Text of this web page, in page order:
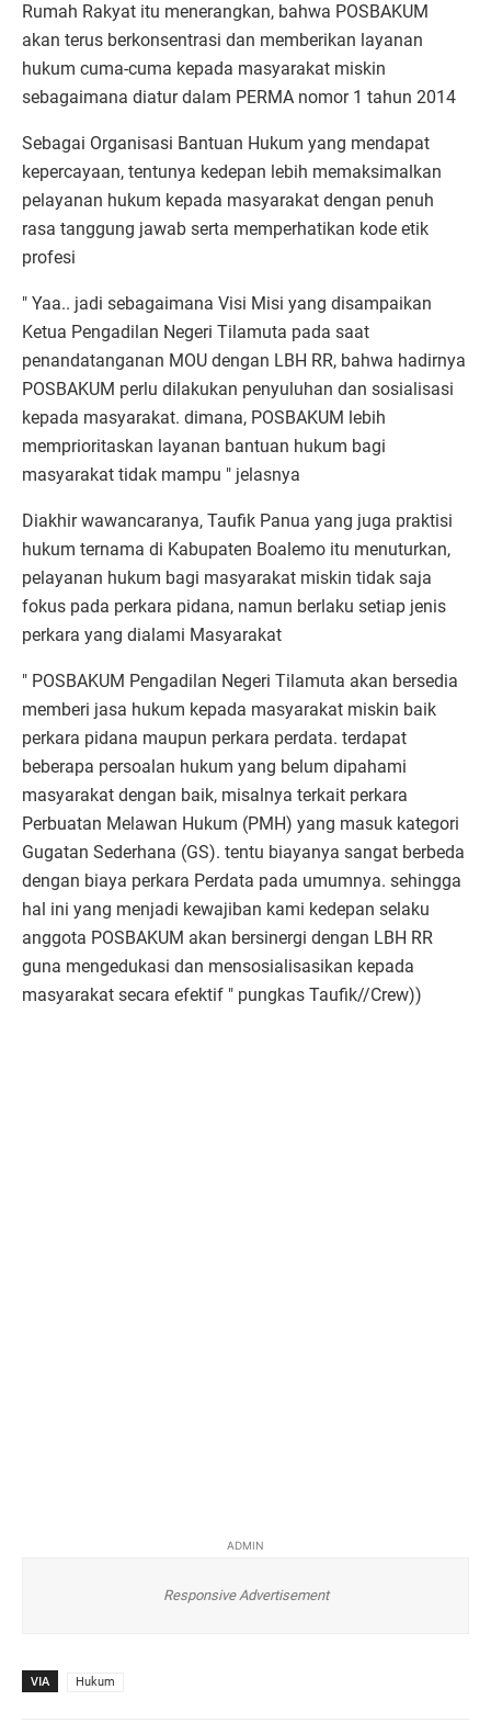
Rumah Rakyat itu menerangkan, bahwa POSBAKUM
akan terus berkonsentrasi dan memberikan layanan
hukum cuma-cuma kepada masyarakat miskin
sebagaimana diatur dalam PERMA nomor 1 tahun 2014
Sebagai Organisasi Bantuan Hukum yang mendapat
kepercayaan, tentunya kedepan lebih memaksimalkan
pelayanan hukum kepada masyarakat dengan penuh
rasa tanggung jawab serta memperhatikan kode etik
profesi
" Yaa.. jadi sebagaimana Visi Misi yang disampaikan
Ketua Pengadilan Negeri Tilamuta pada saat
penandatanganan MOU dengan LBH RR, bahwa hadirnya
POSBAKUM perlu dilakukan penyuluhan dan sosialisasi
kepada masyarakat. dimana, POSBAKUM lebih
memprioritaskan layanan bantuan hukum bagi
masyarakat tidak mampu " jelasnya
Diakhir wawancaranya, Taufik Panua yang juga praktisi
hukum ternama di Kabupaten Boalemo itu menuturkan,
pelayanan hukum bagi masyarakat miskin tidak saja
fokus pada perkara pidana, namun berlaku setiap jenis
perkara yang dialami Masyarakat
" POSBAKUM Pengadilan Negeri Tilamuta akan bersedia
memberi jasa hukum kepada masyarakat miskin baik
perkara pidana maupun perkara perdata. terdapat
beberapa persoalan hukum yang belum dipahami
masyarakat dengan baik, misalnya terkait perkara
Perbuatan Melawan Hukum (PMH) yang masuk kategori
Gugatan Sederhana (GS). tentu biayanya sangat berbeda
dengan biaya perkara Perdata pada umumnya. sehingga
hal ini yang menjadi kewajiban kami kedepan selaku
anggota POSBAKUM akan bersinergi dengan LBH RR
guna mengedukasi dan mensosialisasikan kepada
masyarakat secara efektif " pungkas Taufik//Crew))
ADMIN
Responsive Advertisement
VIA Hukum